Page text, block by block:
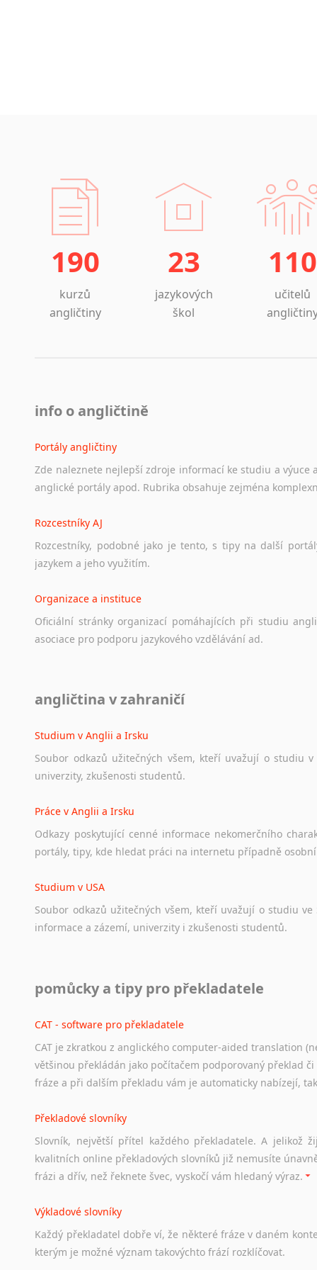
190
kurzů
angličtiny
23
jazykových
škol
110
učitelů
info o angličtině
Portály angličtiny
Zde naleznete nejlepší zdroje informací ke studiu a výuce
anglické portály apod. Rubrika obsahuje zejména
Rozcestníky AJ
Rozcestníky, podobné jako je tento, s tipy na další
jazykem a jeho využitím.
Organizace a instituce
Oficiální stránky organizací pomáhajících při studiu
asociace pro podporu jazykového vzdělávání ad.
Ať už se jedná o česká diskusní
angličtina v zahraničí
Studium v Anglii a Irsku
Soubor odkazů užitečných všem, kteří uvažují o studiu v
univerzity, zkušenosti studentů.
Práce v Anglii a Irsku
Odkazy poskytující cenné informace nekomerčního
portály, tipy, kde hledat práci na internetu případně osobní
Studium v USA
Soubor odkazů užitečných všem, kteří uvažují o studiu ve
informace a zázemí, univerzity i zkušenosti studentů.
Odkazy poskytující cenné informace nekomerčního
Studium v Austrálii
Soubor odkazů užitečných všem, kteří uvažují o studiu v
a zázemí, australské univerzity a samozřejmě i osobní
Práce v Austrálii
Odkazy poskytující cenné informace nekomerčního
hledat práci na internetu případně osobní zkušenosti
Hledáte-li
práci
stejná obecná pravidla, jako pro český životopis. Tak dost
pomůcky a tipy pro překladatele
CAT - software pro překladatele
CAT je zkratkou z anglického computer-aided translation
většinou překládán jako počítačem podporovaný překlad
fráze a při dalším překladu vám je automaticky nabízejí,
Překladové slovníky
Slovník, největší přítel každého překladatele. A jelikož
kvalitních online překladových slovníků již nemusíte
frázi a dřív, než řeknete švec, vyskočí vám hledaný výraz.
Výkladové slovníky
Každý překladatel dobře ví, že některé fráze v daném
kterým je možné význam takovýchto frází rozklíčovat.